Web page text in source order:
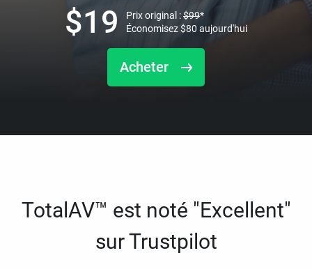
Acheter
$19 Prix original :$99*
Économisez$80 aujourd'hui
TotalAV™ est noté "Excellent"
sur Trustpilot